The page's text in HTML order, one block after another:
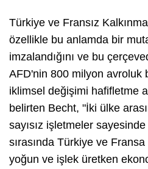
Türkiye ve Fransız
özellikle bu anlamda bir
imzalandığını ve bu
AFD'nin 800 milyon avroluk
iklimsel değişimi hafifletme
belirten Becht, "İki ülke
sayısız işletmeler
sırasında Türkiye ve
yoğun ve işlek üretken